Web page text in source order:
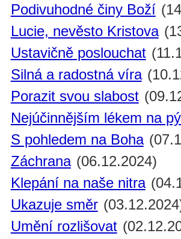
Podivuhodné činy Boží
Lucie, nevěsto Kristova
Ustavičně poslouchat
Silná a radostná víra
Porazit svou slabost
Nejúčinnějším lékem na
S pohledem na Boha
Záchrana (06.12.2024)
Klepání na naše nitra
Ukazuje směr
Umění rozlišovat